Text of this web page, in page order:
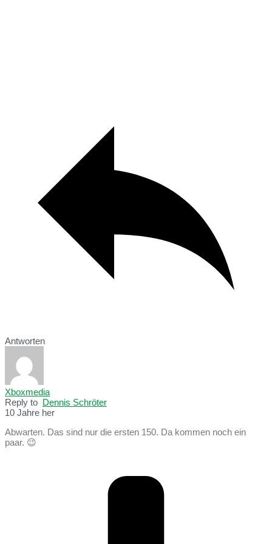
Antworten
Xboxmedia
Reply to Dennis Schröter
10 Jahre her
Abwarten. Das sind nur die ersten 150. Da kommen noch ein
paar. 😉